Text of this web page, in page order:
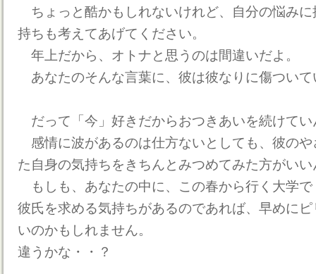
ちょっと酷かもしれないけれど、自分の悩み
持ちも考えてあげてください。
年上だから、オトナと思うのは間違いだよ。
あなたのそんな言葉に、彼は彼なりに傷ついて
だって「今」好きだからおつきあいを続けてい
感情に波があるのは仕方ないとしても、彼の
た自身の気持ちをきちんとみつめてみた方がい
もしも、あなたの中に、この春から行く大学
彼氏を求める気持ちがあるのであれば、早めに
いのかもしれません。
違うかな・・？